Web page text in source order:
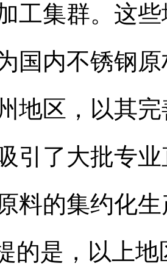
工集群。这
国内不锈钢
地区，以其
引了大批专
料的集约化
的是，以上